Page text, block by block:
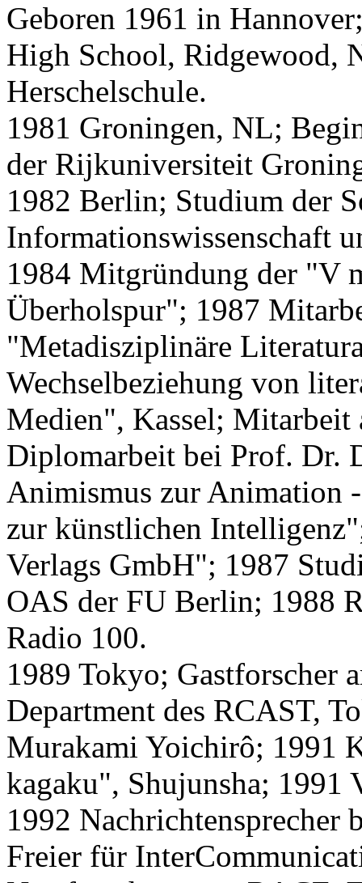
Geboren 1961 in
High School, Ridgewood,
Herschelschule.
1981 Groningen, NL;
der Rijkuniversiteit
1982 Berlin; Studium der
Informationswissenschaft
1984 Mitgründung der "V
Überholspur"; 1987
"Metadisziplinäre
Wechselbeziehung von
Medien", Kassel;
Diplomarbeit bei Prof. Dr.
Animismus zur Animation
zur künstlichen
Verlags GmbH"; 1987
OAS der FU Berlin; 1988
Radio 100.
1989 Tokyo; Gastforscher
Department des RCAST,
Murakami Yoichirô; 1991
kagaku", Shujunsha;
1992 Nachrichtensprecher
Freier für